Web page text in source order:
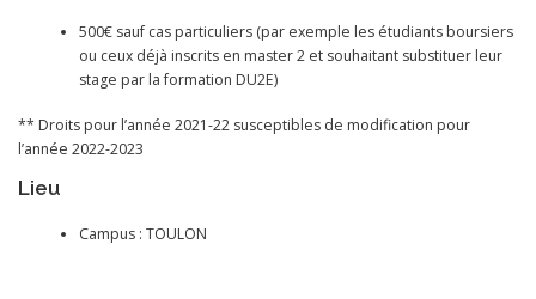
500€ sauf cas particuliers (par exemple les étudiants boursiers
ou ceux déjà inscrits en master 2 et souhaitant substituer leur
stage par la formation DU2E)
** Droits pour l’année 2021-22 susceptibles de modification pour
l’année 2022-2023
Lieu
Campus : TOULON